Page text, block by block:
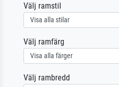
Välj ramstil
Välj ramfärg
Välj rambredd